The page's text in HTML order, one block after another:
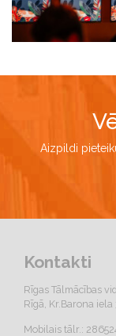
Aizpildi
Kontakti
Rīgas Tālmācības
Rīgā, Kr.Barona iela
Mobilais tālr.: